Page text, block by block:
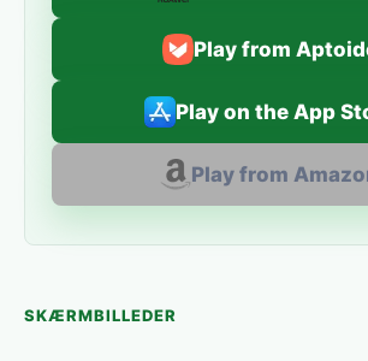
Play from
Play on the App
Play from
SKÆRMBILLEDER